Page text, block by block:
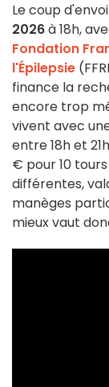
Le coup
2026à 18h,
Fondation
l'Épilepsie
finance la
encore trop
vivent avec
entre 18h et
€ pour 10
différentes,
manèges
mieux vaut